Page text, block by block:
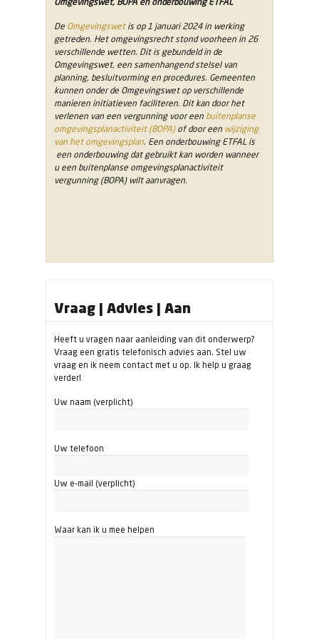
De Omgevingswet is op 1 januari 2024 in werking
getreden. Het omgevingsrecht stond voorheen in 26
verschillende wetten. Dit is gebundeld in de
Omgevingswet, een samenhangend stelsel van
planning, besluitvorming en procedures. Gemeenten
kunnen onder de Omgevingswet op verschillende
manieren initiatieven faciliteren. Dit kan door het
verlenen van een vergunning voor een buitenplanse
omgevingsplanactiviteit (BOPA)of door een wijziging
van het omgevingsplan. Een onderbouwing ETFAL is
een onderbouwing dat gebruikt kan worden wanneer
u een buitenplanse omgevingsplanactiviteit
vergunning (BOPA) wilt aanvragen.
Vraag | Advies | Aan
Heeft u vragen naar aanleiding van dit onderwerp?
Vraag een gratis telefonisch advies aan. Stel uw
vraag en ik neem contact met u op. Ik help u graag
verder!
Uw naam (verplicht)
Uw telefoon
Uw e-mail (verplicht)
Waar kan ik u mee helpen